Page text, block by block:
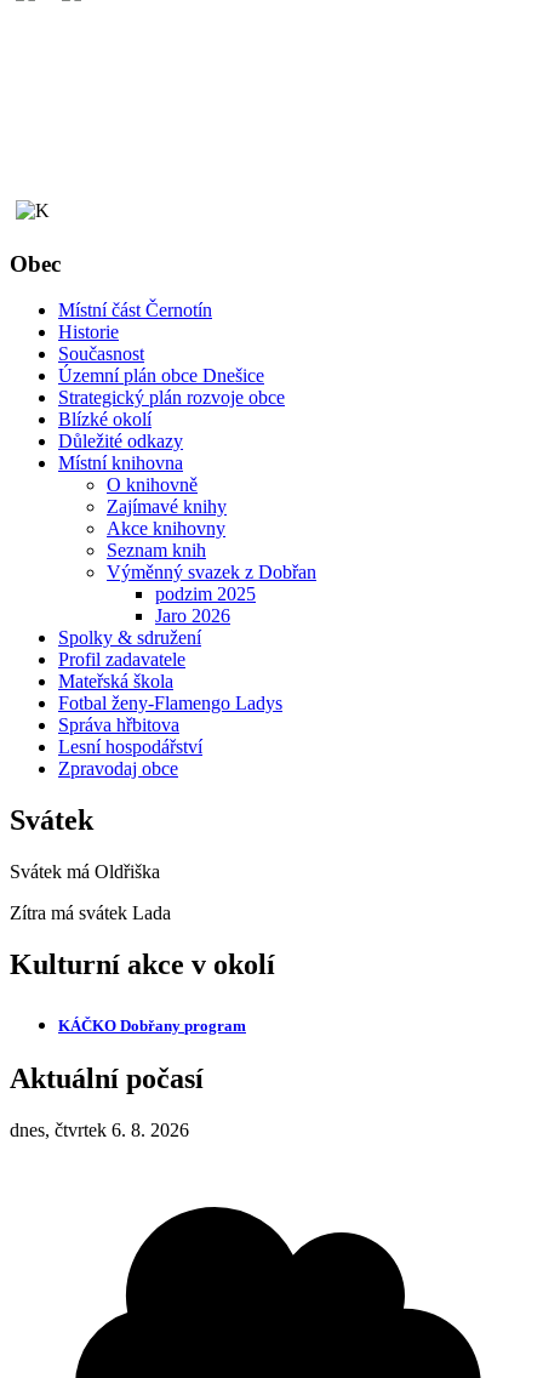
Obec
Místní část Černotín
Historie
Současnost
Územní plán obce Dnešice
Strategický plán rozvoje obce
Blízké okolí
Důležité odkazy
Místní knihovna
O knihovně
Zajímavé knihy
Akce knihovny
Seznam knih
Výměnný svazek z Dobřan
podzim 2025
Jaro 2026
Spolky & sdružení
Profil zadavatele
Mateřská škola
Fotbal ženy-Flamengo Ladys
Správa hřbitova
Lesní hospodářství
Zpravodaj obce
Svátek
Svátek má Oldřiška
Zítra má svátek Lada
Kulturní akce v okolí
KÁČKO Dobřany program
Aktuální počasí
dnes, čtvrtek 6. 8. 2026